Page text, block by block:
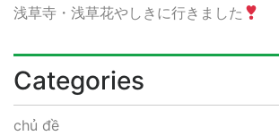
浅草寺・浅草花やしきに行きました
Categories
chủ đề